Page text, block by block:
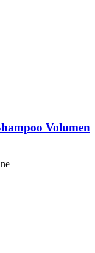
Volumen